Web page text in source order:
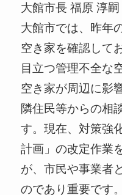
大館市長 福原 淳嗣
大館市では、昨年
空き家を確認して
目立つ管理不全な
空き家が周辺に影
隣住民等からの相
す。現在、対策強
計画」の改定作業
が、市民や事業者
のであり重要です